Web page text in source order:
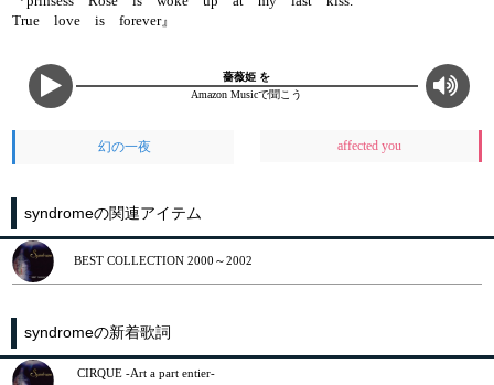
True love is forever』
薔薇姫 を
Amazon Musicで聞こう
幻の一夜 affected you
syndromeの関連アイテム
BEST COLLECTION 2000～2002
syndromeの新着歌詞
CIRQUE ‐Art a part entier‐